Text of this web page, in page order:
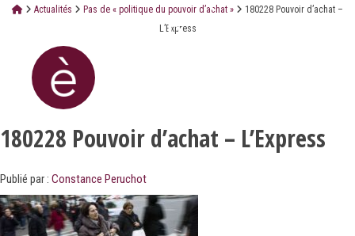
Actualités Pas de « politique du pouvoir d’achat »
180228 Pouvoir d’achat –
L’Express
180228 Pouvoir d’achat – L’Express
Publié par : Constance Peruchot